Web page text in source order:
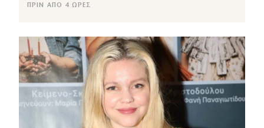
ΠΡΙΝ ΑΠΌ 4 ΏΡΕΣ